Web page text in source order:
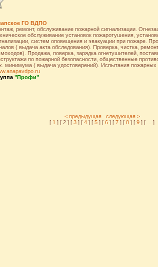
ГО ВДПО
ремонт, обслуживание пожарной сигнализации.
обслуживание установок пожаротушения,
систем оповещения и эвакуации при пожаре.
( выдача акта обследования). Проверка, чистка,
Продажа, поверка, зарядка огнетушителей,
по пожарной безопасности, общественные
минимума ( выдача удостоверений). Испытания пожарных
"Профи"
< предыдущая
следующая >
[ 1 ] [ 2 ] [ 3 ] [ 4 ] [ 5 ] [ 6 ] [ 7 ] [ 8 ] [ 9 ] [ ]